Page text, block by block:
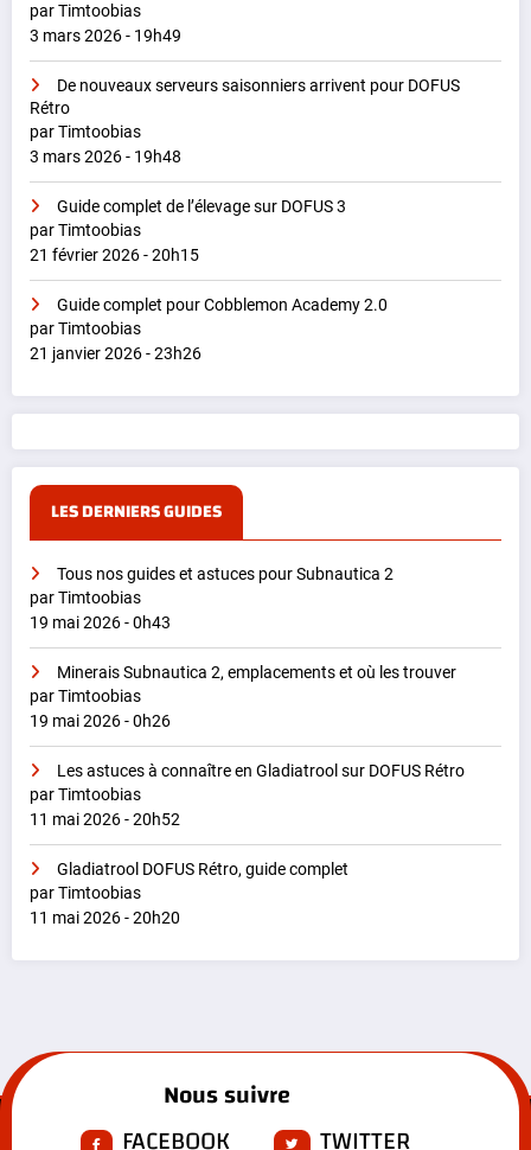
par Timtoobias
3 mars 2026 - 19h49
De nouveaux serveurs saisonniers arrivent pour DOFUS
Rétro
par Timtoobias
3 mars 2026 - 19h48
Guide complet de l’élevage sur DOFUS 3
par Timtoobias
21 février 2026 - 20h15
Guide complet pour Cobblemon Academy 2.0
par Timtoobias
21 janvier 2026 - 23h26
LES DERNIERS GUIDES
Tous nos guides et astuces pour Subnautica 2
par Timtoobias
19 mai 2026 - 0h43
Minerais Subnautica 2, emplacements et où les trouver
par Timtoobias
19 mai 2026 - 0h26
Les astuces à connaître en Gladiatrool sur DOFUS Rétro
par Timtoobias
11 mai 2026 - 20h52
Gladiatrool DOFUS Rétro, guide complet
par Timtoobias
11 mai 2026 - 20h20
Nous suivre